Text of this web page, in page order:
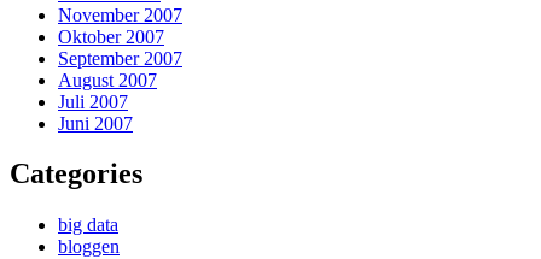
November 2007
Oktober 2007
September 2007
August 2007
Juli 2007
Juni 2007
Categories
big data
bloggen